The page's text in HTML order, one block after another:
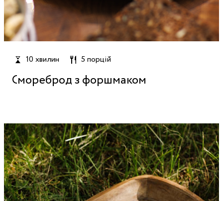
10 хвилин 5 порцій
Смореброд з форшмаком